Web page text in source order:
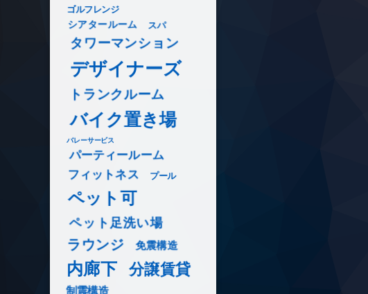
ゴルフレンジ
シアタールーム スパ
タワーマンション
デザイナーズ
トランクルーム
バイク置き場
バレーサービス
パーティールーム
フィットネス プール
ペット可
ペット足洗い場
ラウンジ 免震構造
内廊下 分譲賃貸
制震構造